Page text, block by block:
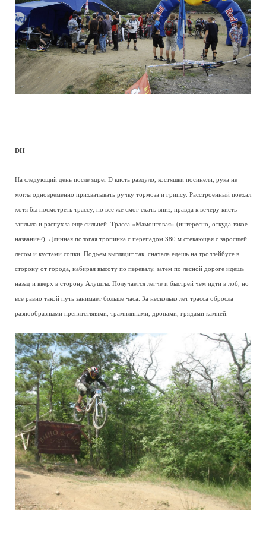
DH
На следующий день после super D кисть раздуло, костяшки посинели, рука не
могла одновременно прихватывать ручку тормоза и грипсу. Расстроенный поехал
хотя бы посмотреть трассу, но все же смог ехать вниз, правда к вечеру кисть
заплыла и распухла еще сильней. Трасса «Мамонтовая» (интересно, откуда такое
название?) Длинная пологая тропинка с перепадом 380 м стекающая с заросшей
лесом и кустами сопки. Подъем выглядит так, сначала едешь на троллейбусе в
сторону от города, набирая высоту по перевалу, затем по лесной дороге идешь
назад и вверх в сторону Алушты. Получается легче и быстрей чем идти в лоб, но
все равно такой путь занимает больше часа. За несколько лет трасса обросла
разнообразными препятствиями, трамплинами, дропами, грядами камней.